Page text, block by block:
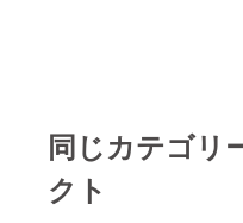
同じカテゴリ
クト